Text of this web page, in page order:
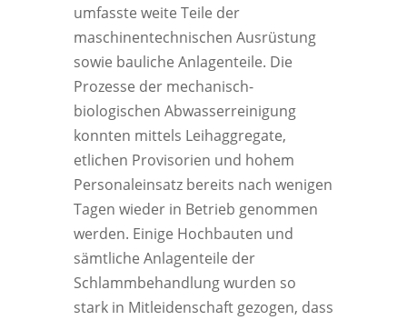
umfasste weite Teile der
maschinentechnischen Ausrüstung
sowie bauliche Anlagenteile. Die
Prozesse der mechanisch-
biologischen Abwasserreinigung
konnten mittels Leihaggregate,
etlichen Provisorien und hohem
Personaleinsatz bereits nach wenigen
Tagen wieder in Betrieb genommen
werden. Einige Hochbauten und
sämtliche Anlagenteile der
Schlammbehandlung wurden so
stark in Mitleidenschaft gezogen, dass